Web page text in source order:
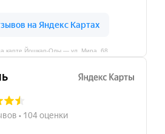
карте Йошкар‑Олы — ул. Мира, 68